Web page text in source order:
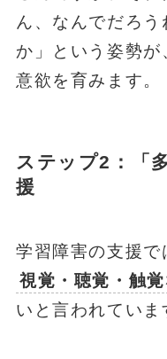
ん、なんでだろ
か」という姿勢
意欲を育みます。
ステップ2：「
援
学習障害の支援で
視覚・聴覚・触
いと言われていま